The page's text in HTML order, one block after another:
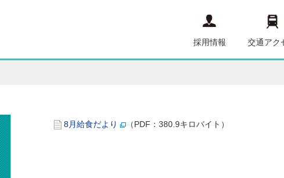
採用情報 交通アク
8月給食だより （PDF：380.9キロバイト）